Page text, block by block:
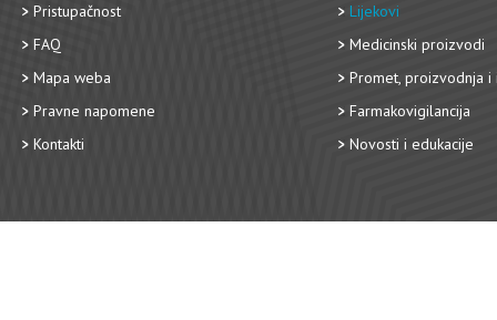
Pristupačnost
FAQ
Mapa weba
Pravne napomene
Kontakti
Lijekovi
Medicinski proizvodi
Promet, proizvodnja i
Farmakovigilancija
Novosti i edukacije